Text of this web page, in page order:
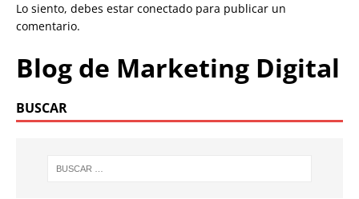
Lo siento, debes estar conectado para publicar un
comentario.
Blog de Marketing Digital
BUSCAR